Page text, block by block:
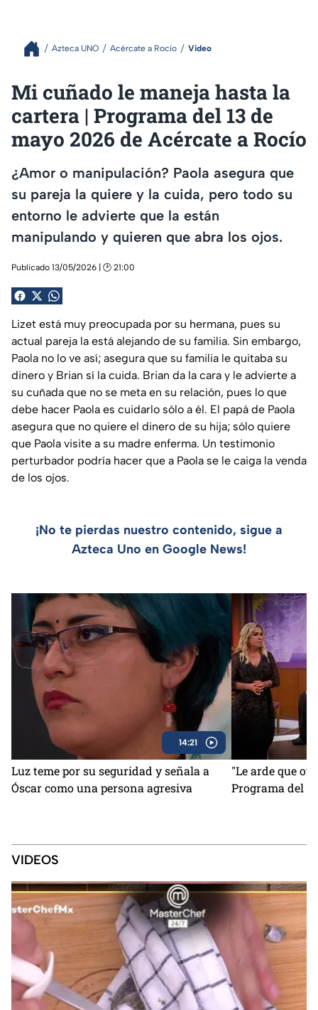
Azteca UNO Acércate a Rocío Video
Mi cuñado le maneja hasta la
cartera | Programa del 13 de
mayo 2026 de Acércate a Rocío
¿Amor o manipulación? Paola asegura que
su pareja la quiere y la cuida, pero todo su
entorno le advierte que la están
manipulando y quieren que abra los ojos.
Publicado 13/05/2026 | 🕑 21:00
Lizet está muy preocupada por su hermana, pues su
actual pareja la está alejando de su familia. Sin embargo,
Paola no lo ve así; asegura que su familia le quitaba su
dinero y Brian sí la cuida. Brian da la cara y le advierte a
su cuñada que no se meta en su relación, pues lo que
debe hacer Paola es cuidarlo sólo a él. El papá de Paola
asegura que no quiere el dinero de su hija; sólo quiere
que Paola visite a su madre enferma. Un testimonio
perturbador podría hacer que a Paola se le caiga la venda
de los ojos.
¡No te pierdas nuestro contenido, sigue a
Azteca Uno en Google News!
14:21
Luz teme por su seguridad y señala a
Óscar como una persona agresiva
"Le arde que
Programa del 6
VIDEOS